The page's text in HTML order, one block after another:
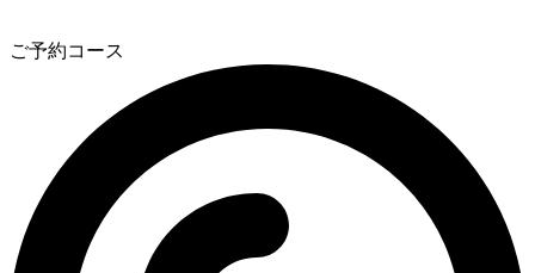
ご予約コース